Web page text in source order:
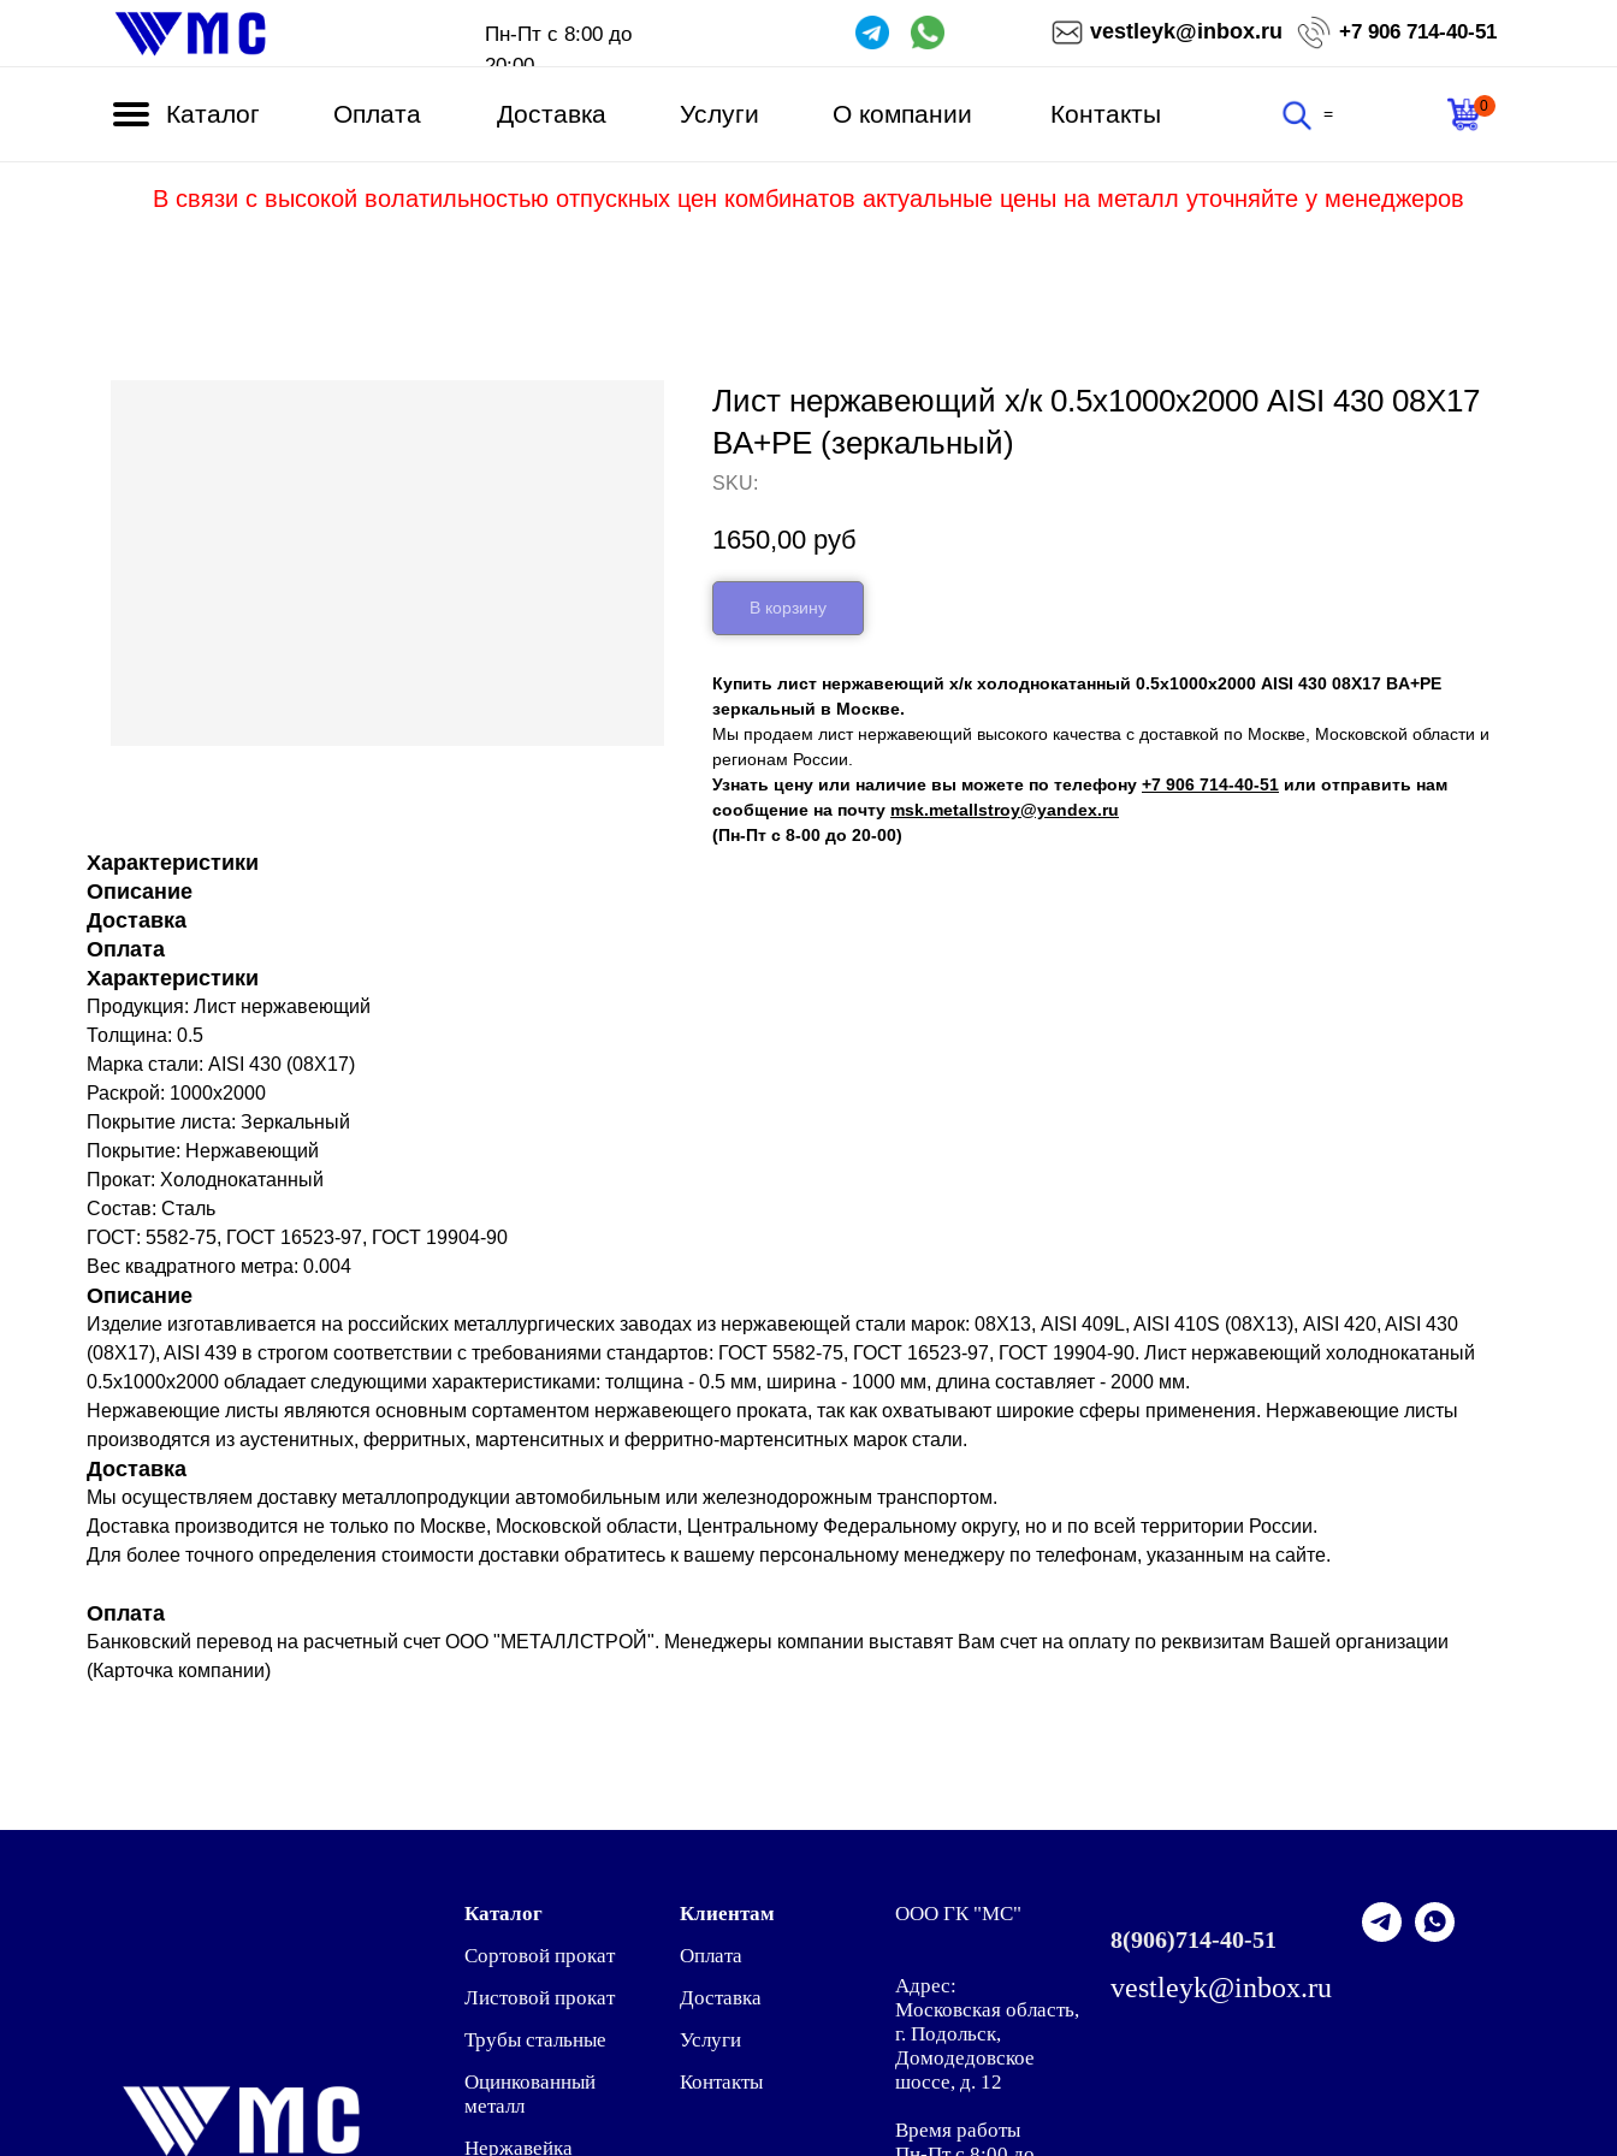
+7 906 714-40-51
vestleyk@inbox.ru
Пн-Пт с 8:00 до
20:00
= 0
Каталог Доставка Услуги Контакты
О компании
Оплата
В связи с высокой волатильностью отпускных цен комбинатов актуальные цены на металл уточняйте у менеджеров
Лист нержавеющий х/к 0.5х1000х2000 AISI 430 08Х17
BA+PE (зеркальный)
SKU:
1650,00 руб
В корзину
Купить лист нержавеющий х/к холоднокатанный 0.5х1000х2000 AISI 430 08Х17 BA+PE
зеркальный в Москве.
Мы продаем лист нержавеющий высокого качества с доставкой по Москве, Московской области и
регионам России.
Узнать цену или наличие вы можете по телефону +7 906 714‑40-51 или отправить нам
сообщение на почту msk.metallstroy@yandex.ru
(Пн-Пт с 8-00 до 20-00)
Характеристики
Описание
Доставка
Оплата
Характеристики
Продукция: Лист нержавеющий
Толщина: 0.5
Марка стали: AISI 430 (08Х17)
Раскрой: 1000х2000
Покрытие листа: Зеркальный
Покрытие: Нержавеющий
Прокат: Холоднокатанный
Состав: Сталь
ГОСТ: 5582-75, ГОСТ 16523-97, ГОСТ 19904-90
Вес квадратного метра: 0.004
Описание
Изделие изготавливается на российских металлургических заводах из нержавеющей стали марок: 08Х13, AISI 409L, AISI 410S (08Х13), AISI 420, AISI 430
(08Х17), AISI 439 в строгом соответствии с требованиями стандартов: ГОСТ 5582-75, ГОСТ 16523-97, ГОСТ 19904-90. Лист нержавеющий холоднокатаный
0.5х1000х2000 обладает следующими характеристиками: толщина - 0.5 мм, ширина - 1000 мм, длина составляет - 2000 мм.
Нержавеющие листы являются основным сортаментом нержавеющего проката, так как охватывают широкие сферы применения. Нержавеющие листы
производятся из аустенитных, ферритных, мартенситных и ферритно-мартенситных марок стали.
Доставка
Мы осуществляем доставку металлопродукции автомобильным или железнодорожным транспортом.
Доставка производится не только по Москве, Московской области, Центральному Федеральному округу, но и по всей территории России.
Для более точного определения стоимости доставки обратитесь к вашему персональному менеджеру по телефонам, указанным на сайте.
Оплата
Банковский перевод на расчетный счет ООО "МЕТАЛЛСТРОЙ". Менеджеры компании выставят Вам счет на оплату по реквизитам Вашей организации
(Карточка компании)
Каталог
Сортовой прокат
Листовой прокат
Трубы стальные
Оцинкованный
металл
Нержавейка
Клиентам
Оплата
Доставка
Услуги
Контакты
ООО ГК "МС"
Адрес:
Московская область,
г. Подольск,
Домодедовское
шоссе, д. 12
Время работы
8(906)714-40-51
vestleyk@inbox.ru